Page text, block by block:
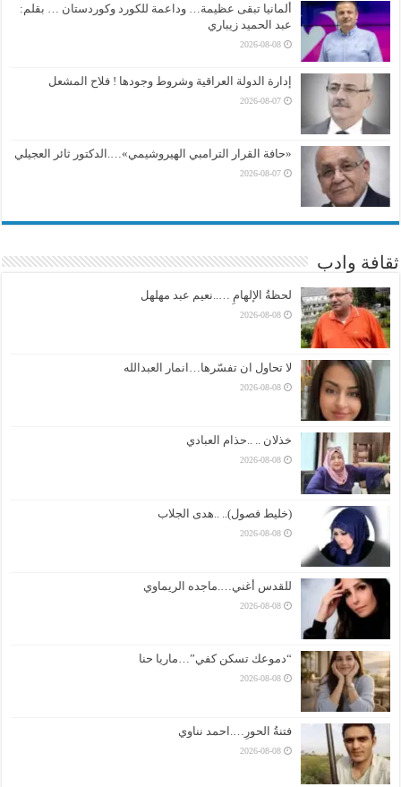
ألمانيا تبقى عظيمة… وداعمة للكورد وكوردستان … بقلم:
عبد الحميد زيباري
2026-08-08
إدارة الدولة العراقية وشروط وجودها ! فلاح المشعل
2026-08-07
«حافة القرار الترامبي الهيروشيمي»….الدكتور ثائر العجيلي
2026-08-07
ثقافة وادب
لحظةُ الإلهامِ …..نعيم عبد مهلهل
2026-08-08
لا تحاول ان تفسّرها…انمار العبدالله
2026-08-08
خذلان .. ..حذام العبادي
2026-08-08
(خليط فصول).. ..هدى الجلاب
2026-08-08
للقدس أغني….ماجده الريماوي
2026-08-08
“دموعك تسكن كفي”…ماريا حنا
2026-08-08
فتنةُ الحورِ….احمد نناوي
2026-08-08